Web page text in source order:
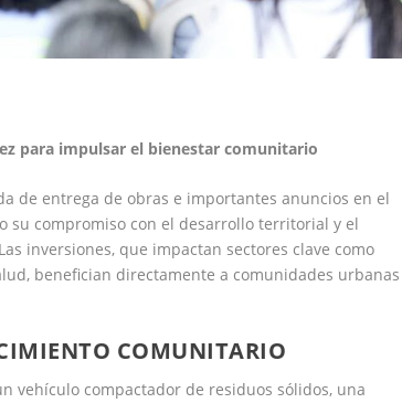
para impulsar el bienestar comunitario
de entrega de obras e importantes anuncios en el
su compromiso con el desarrollo territorial y el
inversiones, que impactan sectores clave como
benefician directamente a comunidades urbanas
COMUNITARIO
vehículo compactador de residuos sólidos, una